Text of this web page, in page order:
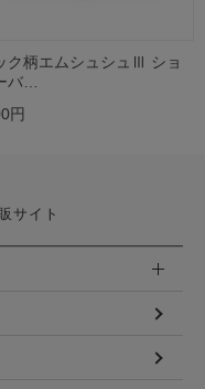
ク柄エムシュシュⅢ ショ
バ…
円
サイト